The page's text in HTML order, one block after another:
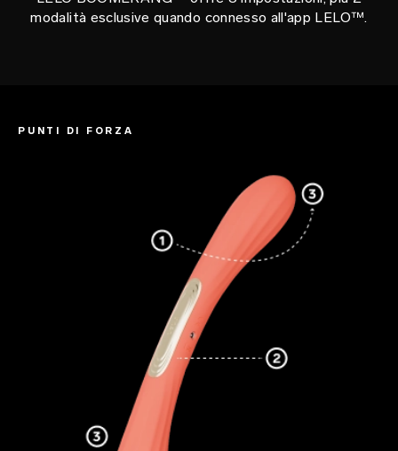
modalità esclusive quando connesso all'app LELO™.
PUNTI DI FORZA